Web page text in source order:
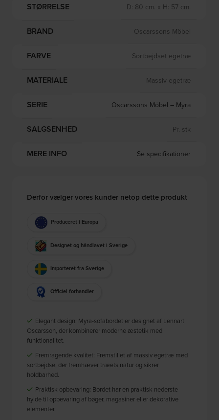
STØRRELSE D: 80 cm. x H: 57 cm.
BRAND Oscarssons Möbel
FARVE Sortbejdset egetræ
MATERIALE Massiv egetræ
SERIE Oscarssons Möbel – Myra
SALGSENHED Pr. stk
MERE INFO Se specifikationer
Derfor vælger vores kunder netop dette produkt
Produceret i Europa
Designet og håndlavet i Sverige
Importeret fra Sverige
Officiel forhandler
Elegant design: Myra-sofabordet er designet af Lennart
Oscarsson, der kombinerer moderne æstetik med
funktionalitet.
Fremragende kvalitet: Fremstillet af massiv egetræ med
sortbejdse, der fremhæver træets natur og sikrer
holdbarhed.
Praktisk opbevaring: Bordet har en praktisk nederste
hylde til opbevaring af bøger, magasiner eller dekorative
elementer.